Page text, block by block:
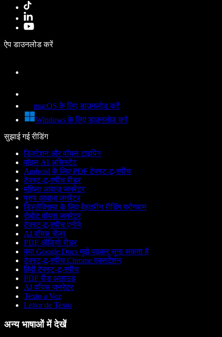
ऐप डाउनलोड करें
macOS के लिए डाउनलोड करें
Windows के लिए डाउनलोड करें
सुझाई गई रीडिंग
डिक्टेशन और वॉयस टाइपिंग
वॉइस AI असिस्टेंट
Android के लिए PDF टेक्स्ट-टू-स्पीच
टेक्स्ट-टू-स्पीच रीडर
महिला आवाज़ जनरेटर
पुरुष आवाज़ जनरेटर
डिस्लेक्सिया के लिए बेहतरीन रीडिंग प्रोग्राम
रोबोट वॉयस जनरेटर
टेक्स्ट-टू-स्पीच एनीमे
AI वॉयस चेंजर
PDF ऑडियो रीडर
क्या Google Docs मुझे पढ़कर सुना सकता है
टेक्स्ट-टू-स्पीच Chrome एक्सटेंशन
हिंदी टेक्स्ट-टू-स्पीच
PDF रीड अलाउड
AI वॉयस जनरेटर
Texto a Voz
Leitor de Texto
अन्य भाषाओं में देखें